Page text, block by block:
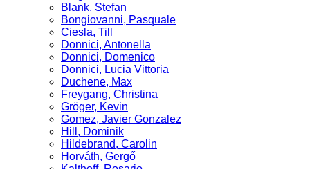
Blank, Stefan
Bongiovanni, Pasquale
Ciesla, Till
Donnici, Antonella
Donnici, Domenico
Donnici, Lucia Vittoria
Duchene, Max
Freygang, Christina
Gröger, Kevin
Gomez, Javier Gonzalez
Hill, Dominik
Hildebrand, Carolin
Horváth, Gergő